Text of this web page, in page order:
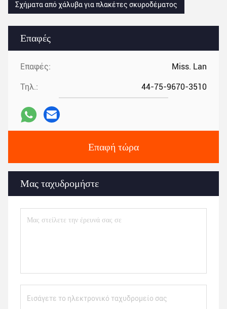
Επαφές
Επαφές: Miss. Lan
Τηλ.: 44-75-9670-3510
Επαφή τώρα
Μας ταχυδρομήστε
Σχήματα από χάλυβα για πλακέτες σκυροδέματος